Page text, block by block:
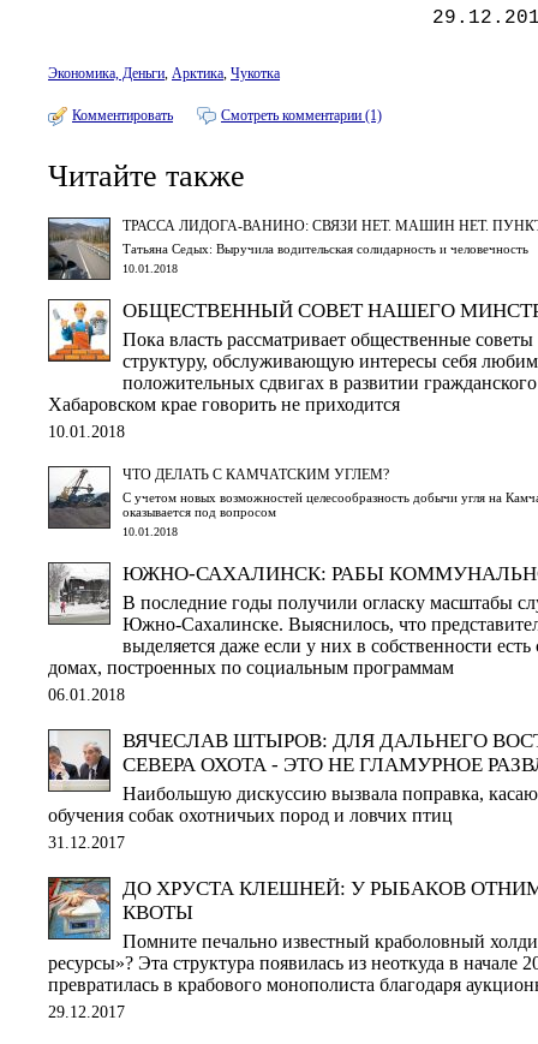
Экономика, Деньги, Арктика, Чукотка
Комментировать Смотреть комментарии (1)
Читайте также
ТРАССА ЛИДОГА-ВАНИНО: СВЯЗИ НЕТ. МАШИН НЕТ.
Татьяна Седых: Выручила водительская солидарность и человечность
10.01.2018
ОБЩЕСТВЕННЫЙ СОВЕТ НАШЕГО
Пока власть рассматривает общественные
структуру, обслуживающую интересы себя
положительных сдвигах в развитии
Хабаровском крае говорить не приходится
10.01.2018
ЧТО ДЕЛАТЬ С КАМЧАТСКИМ УГЛЕМ?
С учетом новых возможностей целесообразность добычи угля на
оказывается под вопросом
10.01.2018
ЮЖНО-САХАЛИНСК: РАБЫ
В последние годы получили огласку масштабы
Южно-Сахалинске. Выяснилось, что
выделяется даже если у них в собственности
домах, построенных по социальным программам
06.01.2018
ВЯЧЕСЛАВ ШТЫРОВ: ДЛЯ ДАЛЬНЕГО
СЕВЕРА ОХОТА - ЭТО НЕ ГЛАМУРНОЕ
Наибольшую дискуссию вызвала поправка,
обучения собак охотничьих пород и ловчих птиц
31.12.2017
ДО ХРУСТА КЛЕШНЕЙ: У РЫБАКОВ
КВОТЫ
Помните печально известный краболовный
ресурсы»? Эта структура появилась из неоткуда в начале
превратилась в крабового монополиста благодаря
29.12.2017